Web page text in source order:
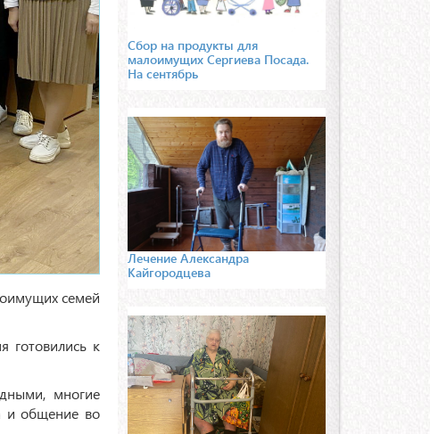
семей
готовились к
многие
и общение во
Сбор на продукты для
малоимущих Сергиева Посада.
На сентябрь
Лечение Александра
Кайгородцева